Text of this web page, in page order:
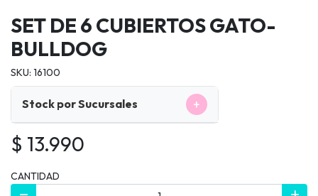
SET DE 6 CUBIERTOS GATO-
BULLDOG
SKU: 16100
Stock por Sucursales +
$ 13.990
CANTIDAD